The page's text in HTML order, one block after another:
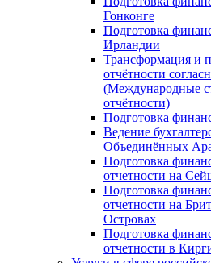
Гонконге
Подготовка
Ирландии
Трансформация и
отчётности
(Международные
отчётности)
Подготовка
Ведение
Объединённых
Подготовка
отчетности на
Подготовка
отчетности на
Островах
Подготовка
отчетности в